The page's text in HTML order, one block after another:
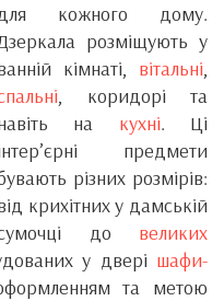
кожного дому.
розміщують у
кімнаті, вітальні,
, коридорі та
на кухні. Ці
предмети
різних розмірів:
крихітних у дамській
до великих
у двері шафи-
та метою